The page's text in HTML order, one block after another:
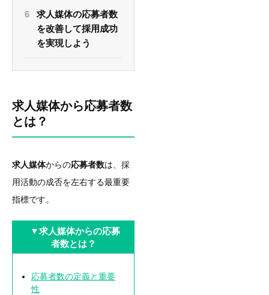
求人媒体の応募者数
を改善して採用成功
を実現しよう
求人媒体から応募者数
とは？
求人媒体からの応募者数は、採
用活動の成否を左右する最重要
指標です。
▼求人媒体からの応募
者数とは？
応募者数の定義と重要
性